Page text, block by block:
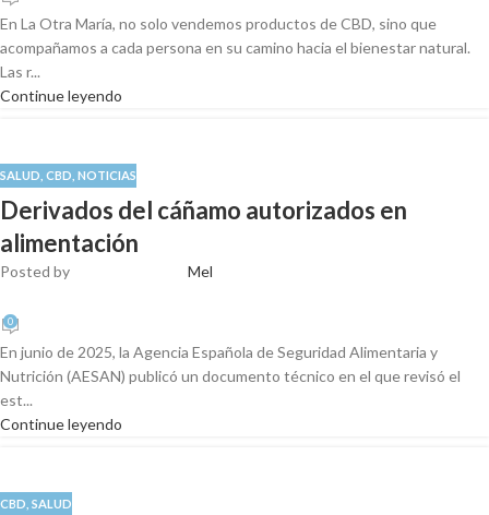
En La Otra María, no solo vendemos productos de CBD, sino que
acompañamos a cada persona en su camino hacia el bienestar natural.
Las r...
Continue leyendo
SALUD CBD NOTICIAS
Derivados del cáñamo autorizados en
alimentación
Posted by Mel
0
En junio de 2025, la Agencia Española de Seguridad Alimentaria y
Nutrición (AESAN) publicó un documento técnico en el que revisó el
est...
Continue leyendo
CBD SALUD